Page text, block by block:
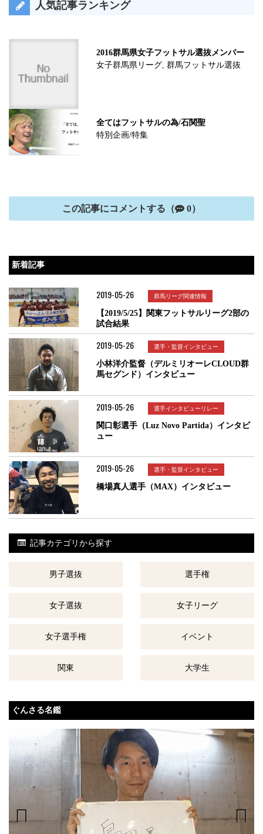
人気記事ランキング
2016群馬県女子フットサル選抜メンバー
女子群馬県リーグ ,群馬フットサル選抜
全てはフットサルの為/石関聖
特別企画/特集
この記事にコメントする（ 0）
新着記事
2019-05-26 群馬リーグ関連情報
【2019/5/25】関東フットサルリーグ2部の
試合結果
2019-05-26 選手・監督インタビュー
小林洋介監督（デルミリオーレCLOUD群
馬セグンド）インタビュー
2019-05-26 選手インタビューリレー
関口彰選手（Luz Novo Partida）インタビ
ュー
2019-05-26 選手・監督インタビュー
橋場真人選手（MAX）インタビュー
記事カテゴリから探す
男子選抜 選手権
女子選抜 女子リーグ
女子選手権 イベント
関東 大学生
ぐんさる名鑑